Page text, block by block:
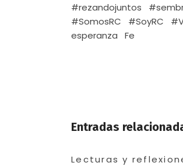
#rezandojuntos
#SomosRC
#SoyRC
esperanza
Fe
Entradas
Lecturas y